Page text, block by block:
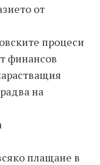
от
процеси
финансов
ия
на
плащане в